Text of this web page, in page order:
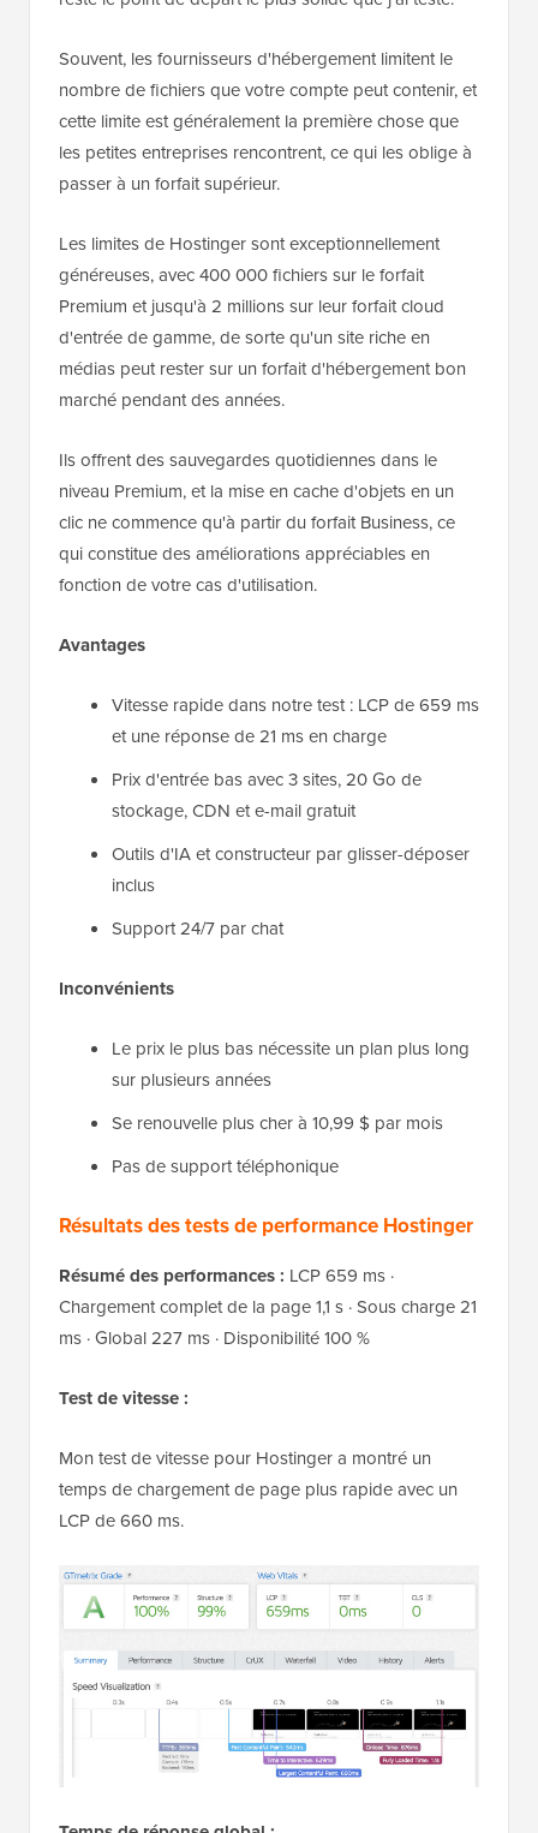
Souvent, les fournisseurs d'hébergement limitent le
nombre de fichiers que votre compte peut contenir, et
cette limite est généralement la première chose que
les petites entreprises rencontrent, ce qui les oblige à
passer à un forfait supérieur.
Les limites de Hostinger sont exceptionnellement
généreuses, avec 400 000 fichiers sur le forfait
Premium et jusqu'à 2 millions sur leur forfait cloud
d'entrée de gamme, de sorte qu'un site riche en
médias peut rester sur un forfait d'hébergement bon
marché pendant des années.
Ils offrent des sauvegardes quotidiennes dans le
niveau Premium, et la mise en cache d'objets en un
clic ne commence qu'à partir du forfait Business, ce
qui constitue des améliorations appréciables en
fonction de votre cas d'utilisation.
Avantages
Vitesse rapide dans notre test : LCP de 659 ms
et une réponse de 21 ms en charge
Prix d'entrée bas avec 3 sites, 20 Go de
stockage, CDN et e-mail gratuit
Outils d'IA et constructeur par glisser-déposer
inclus
Support 24/7 par chat
Inconvénients
Le prix le plus bas nécessite un plan plus long
sur plusieurs années
Se renouvelle plus cher à 10,99 $ par mois
Pas de support téléphonique
Résultats des tests de performance Hostinger
Résumé des performances : LCP 659 ms ·
Chargement complet de la page 1,1 s · Sous charge 21
ms · Global 227 ms · Disponibilité 100 %
Test de vitesse :
Mon test de vitesse pour Hostinger a montré un
temps de chargement de page plus rapide avec un
LCP de 660 ms.